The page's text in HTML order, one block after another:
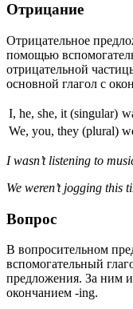
Отрицание
Отрицательное
помощью
отрицательной
основной глагол с
I, he, she, it (singular)
We, you, they (plural)
I wasn’t listening to
We weren’t jogging this
Вопрос
В вопросительном
вспомогательный
предложения. За ним
окончанием -ing.